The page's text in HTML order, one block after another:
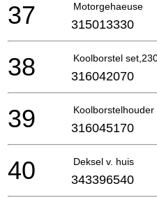
Motorgehaeuse
37 315013330
Koolborstel
38 316042070
Koolborstelhouder
39 316045170
Deksel v. huis
40 343396540